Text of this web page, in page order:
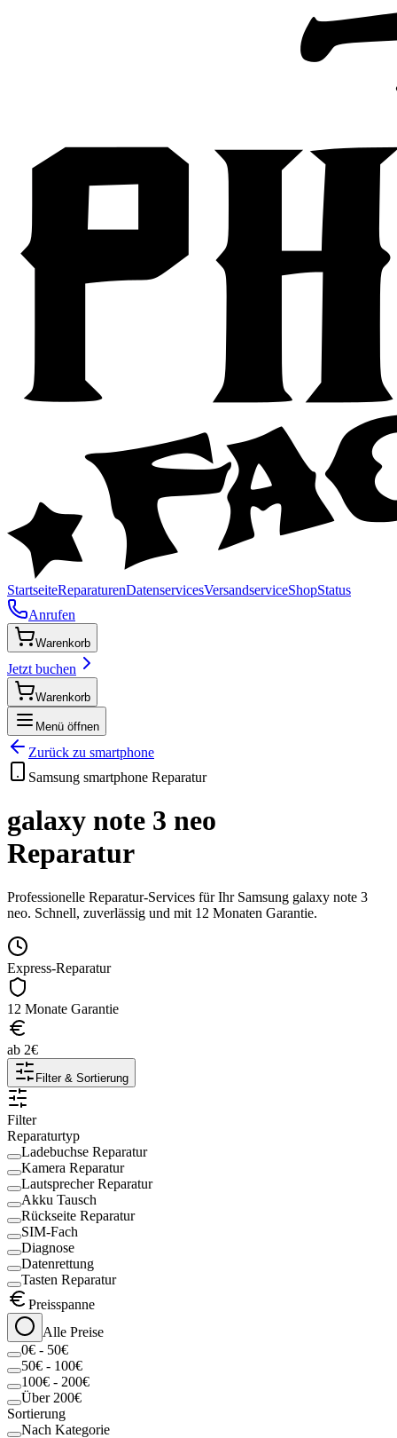
StartseiteReparaturenDatenservicesVersandserviceShopStatus
Anrufen
Warenkorb
Jetzt buchen
Warenkorb
Menü öffnen
Zurück zu smartphone
Samsung smartphone Reparatur
galaxy note 3 neo
Reparatur
Professionelle Reparatur-Services für Ihr Samsung galaxy note 3
neo. Schnell, zuverlässig und mit 12 Monaten Garantie.
Express-Reparatur
12 Monate Garantie
ab 2€
Filter & Sortierung
Filter
Reparaturtyp
Ladebuchse Reparatur
Kamera Reparatur
Lautsprecher Reparatur
Akku Tausch
Rückseite Reparatur
SIM-Fach
Diagnose
Datenrettung
Tasten Reparatur
Preisspanne
Alle Preise
0€ - 50€
50€ - 100€
100€ - 200€
Über 200€
Sortierung
Nach Kategorie